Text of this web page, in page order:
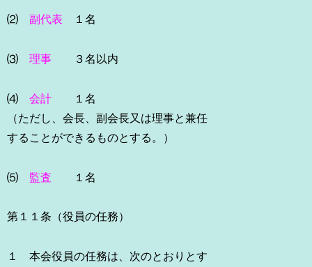
⑵副代表 １名
⑶理事 ３名以内
⑷会計 １名
（ただし、会長、副会長又は理事と兼任
することができるものとする。）
⑸ 監査 １名
第１１条（役員の任務）
１ 本会役員の任務は、次のとおりとす